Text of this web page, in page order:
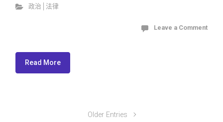
政治│法律
Leave a Comment
Read More
Older Entries